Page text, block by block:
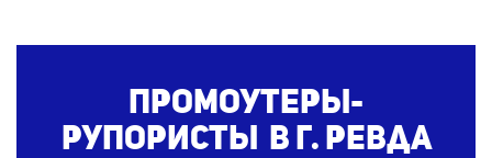
Промоутеры-
рупористы в г. Ревда